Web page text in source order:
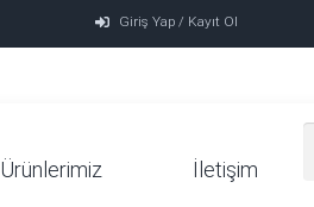
Giriş Yap / Kayıt Ol
Ürünlerimiz İletişim